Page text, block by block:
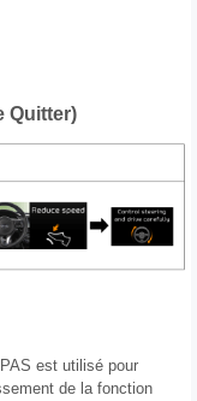
Quitter)
est utilisé pour
de la fonction